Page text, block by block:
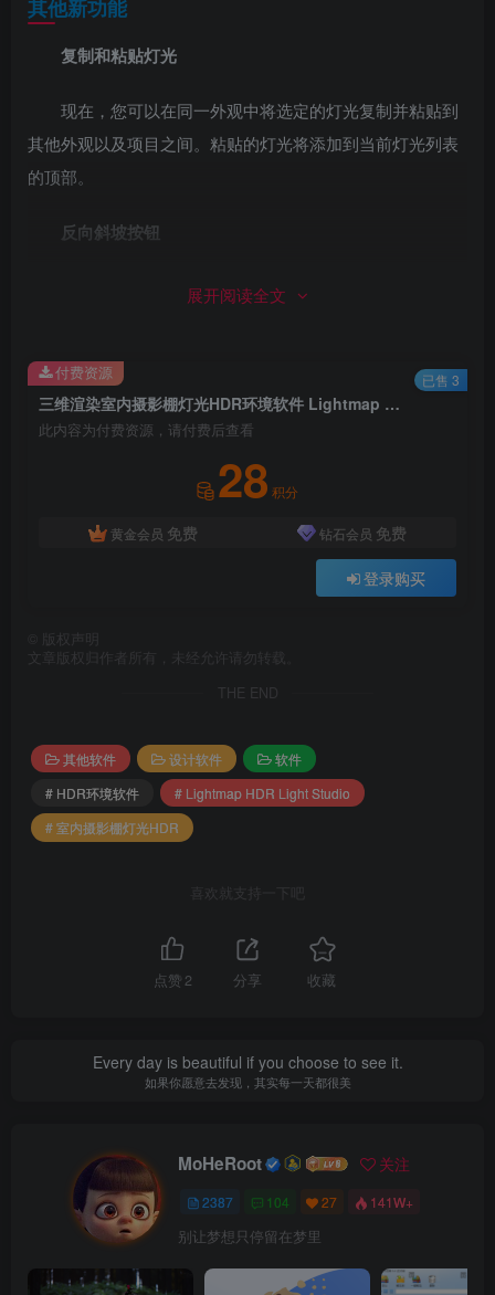
其他新功能
复制和粘贴灯光
现在，您可以在同一外观中将选定的灯光复制并粘贴到
其他外观以及项目之间。粘贴的灯光将添加到当前灯光列表
的顶部。
反向斜坡按钮
斜坡编辑面板中添加了一个新按钮，可水平翻转斜坡。
当使用 3D 映射从预设创建新光时 – 按住 CTRL 键将强
制创建区域光。
改进了预设纹理文件的处理
当打开在不同计算机上创建的 HDR Light Studio 项目文
件时，HDR Light Studio 现在将自动尝试在您自己的预设安
HDR Light Studio 项目时需要手动修复丢失的文件链接。
将您的 3D 软件插件更新到最新版本。
已为Maya 2024
DeltaGen 已为DeltaGen 2023（和 x-build）添加了支持。
Patchwork 3D Patchwork 3D 2023 已更新，可将其渲染流传
展开阅读全文
三维渲染室内摄影棚灯光HDR环境软件 Lightmap HDR Light Studio 8.1.1.2023.0515 多语言版
此内容为付费资源，请付费后查看
28 积分
黄金会员 免费 钻石会员 免费
登录购买
付费资源 已售 3
版权声明
文章版权归作者所有，未经允许请勿转载。
THE END
其他软件 设计软件
软件
# HDR环境软件
# Lightmap HDR Light Studio
# 室内摄影棚灯光HDR
喜欢就支持一下吧
点赞2 分享 收藏
Every day is beautiful if you choose to see it.
如果你愿意去发现，其实每一天都很美
MoHeRoot 关注
2387 104 27 141W+
别让梦想只停留在梦里